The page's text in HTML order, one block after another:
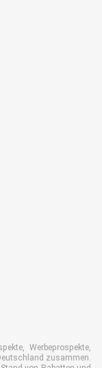
Werbeprospekte,
zusammen.